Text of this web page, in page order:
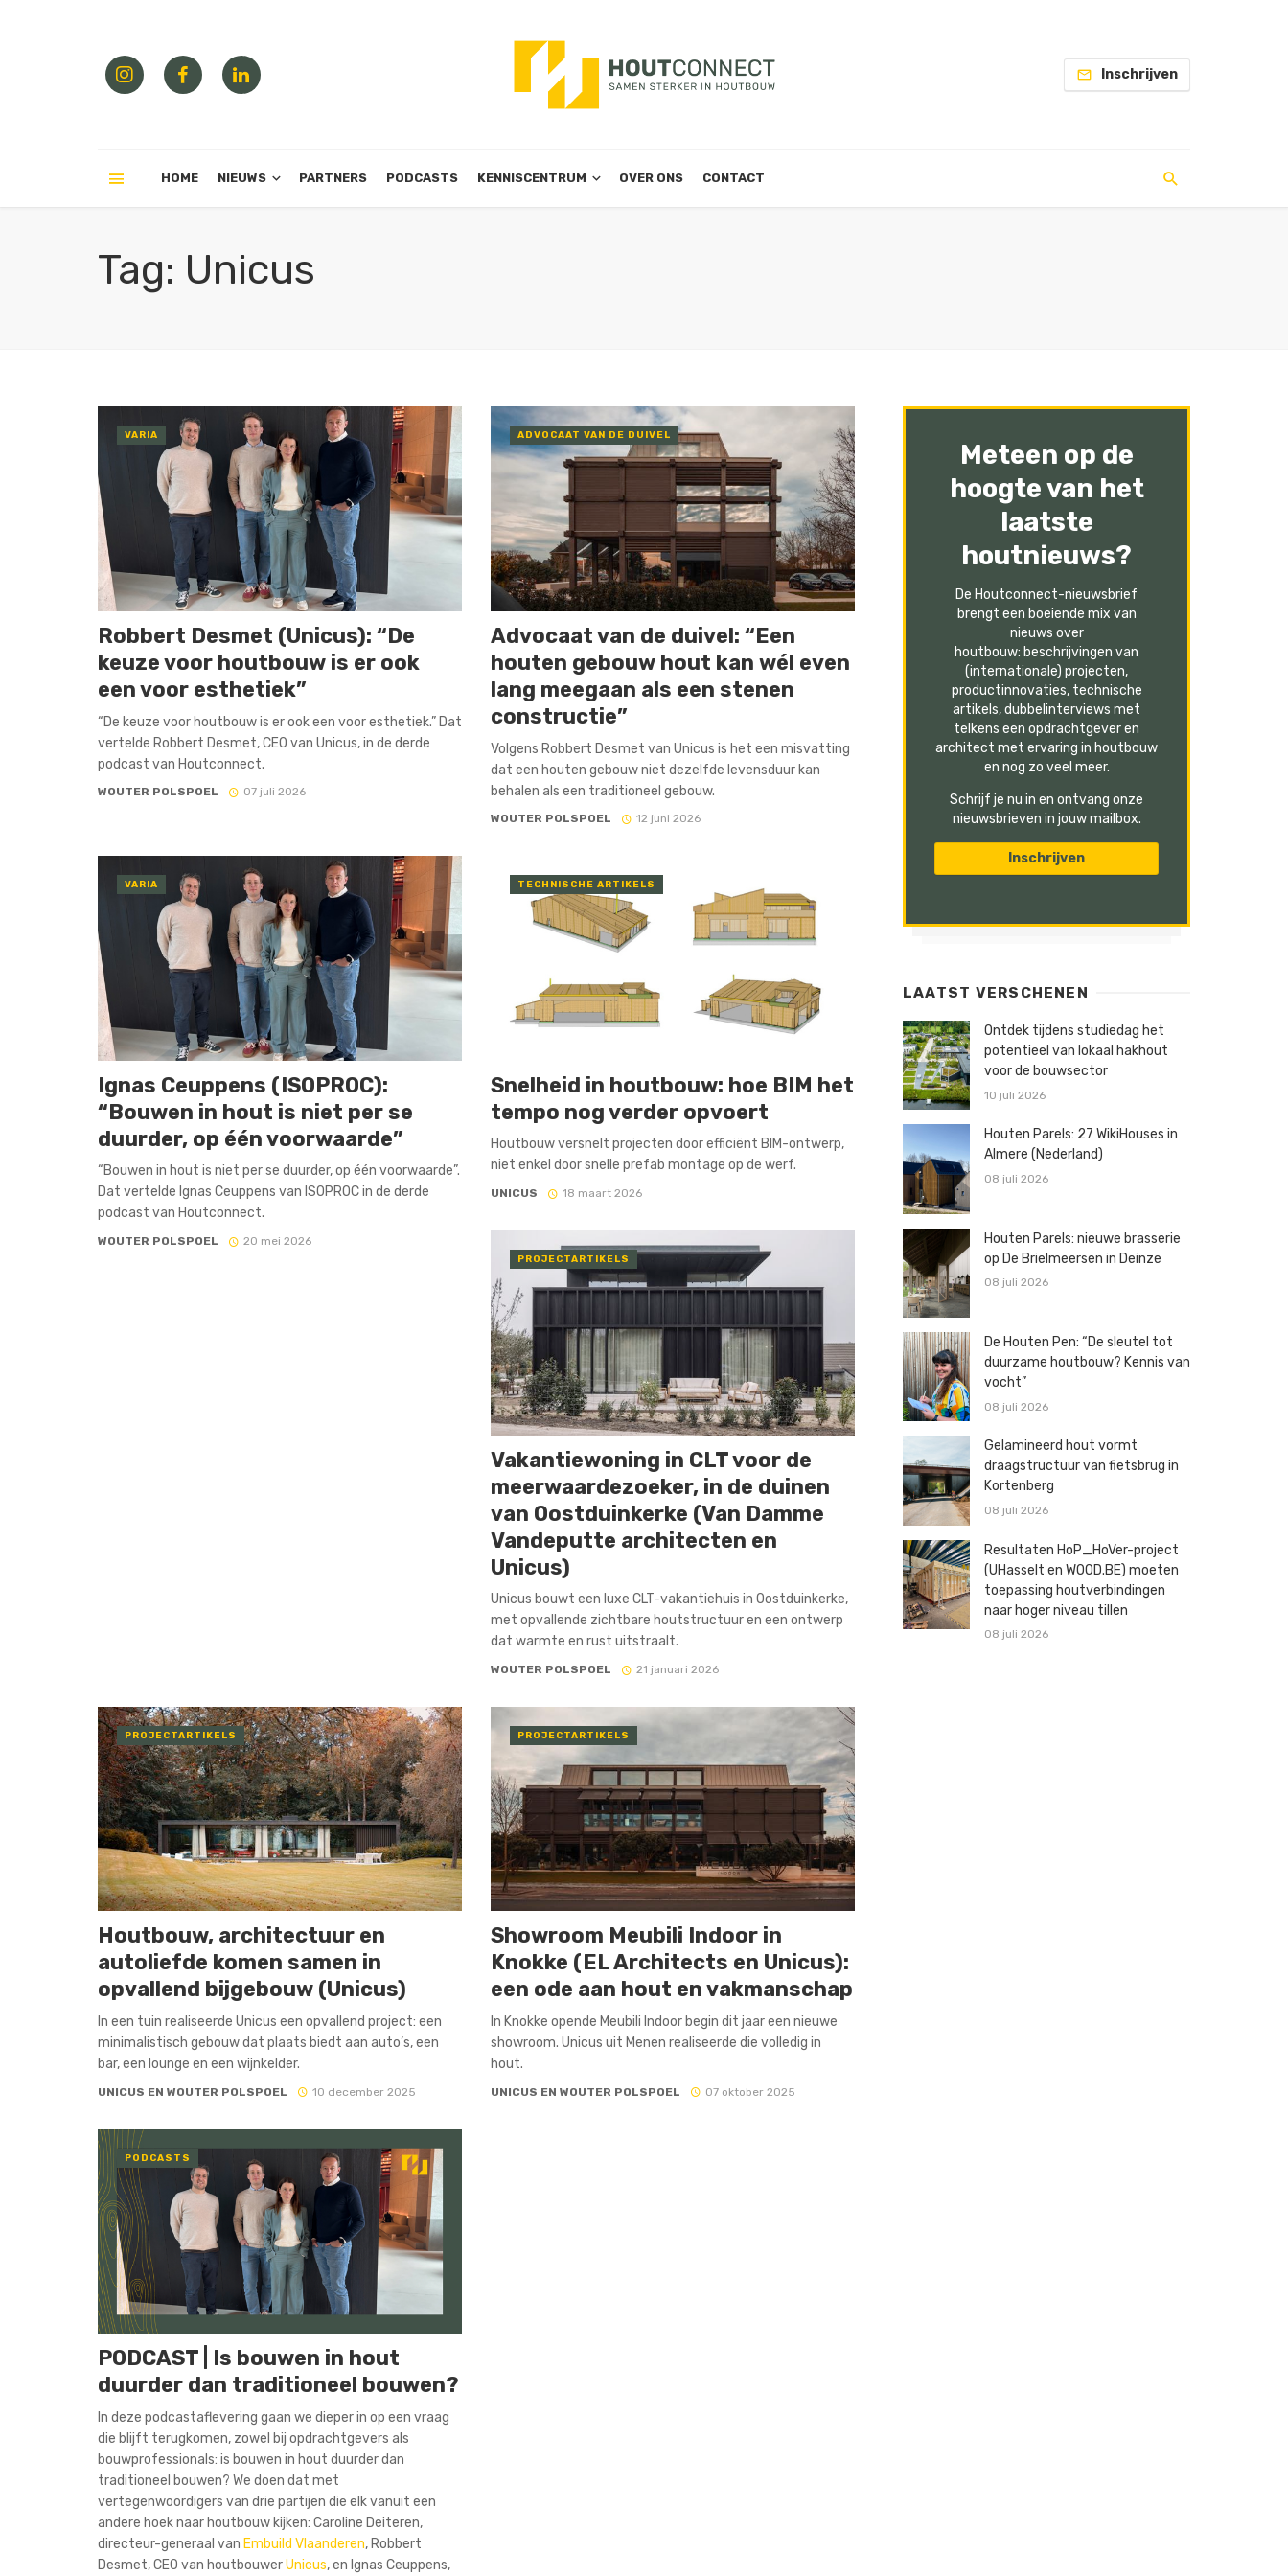
Inschrijven
HOME NIEUWS PARTNERS PODCASTS KENNISCENTRUM OVER ONS CONTACT
Tag: Unicus
VARIA
Robbert Desmet (Unicus): “De
keuze voor houtbouw is er ook
een voor esthetiek”
“De keuze voor houtbouw is er ook een voor esthetiek.” Dat
vertelde Robbert Desmet, CEO van Unicus, in de derde
podcast van Houtconnect.
WOUTER POLSPOEL 07 juli 2026
ADVOCAAT VAN DE DUIVEL
Advocaat van de duivel: “Een
houten gebouw hout kan wél even
lang meegaan als een stenen
constructie”
Volgens Robbert Desmet van Unicus is het een misvatting
dat een houten gebouw niet dezelfde levensduur kan
behalen als een traditioneel gebouw.
WOUTER POLSPOEL 12 juni 2026
VARIA
Ignas Ceuppens (ISOPROC):
“Bouwen in hout is niet per se
duurder, op één voorwaarde”
“Bouwen in hout is niet per se duurder, op één voorwaarde”.
Dat vertelde Ignas Ceuppens van ISOPROC in de derde
podcast van Houtconnect.
WOUTER POLSPOEL 20 mei 2026
TECHNISCHE ARTIKELS
Snelheid in houtbouw: hoe BIM het
tempo nog verder opvoert
Houtbouw versnelt projecten door efficiënt BIM-ontwerp,
niet enkel door snelle prefab montage op de werf.
UNICUS 18 maart 2026
PROJECTARTIKELS
Vakantiewoning in CLT voor de
meerwaardezoeker, in de duinen
van Oostduinkerke (Van Damme
Vandeputte architecten en
Unicus)
Unicus bouwt een luxe CLT-vakantiehuis in Oostduinkerke,
met opvallende zichtbare houtstructuur en een ontwerp
dat warmte en rust uitstraalt.
WOUTER POLSPOEL 21 januari 2026
PROJECTARTIKELS
Houtbouw, architectuur en
autoliefde komen samen in
opvallend bijgebouw (Unicus)
In een tuin realiseerde Unicus een opvallend project: een
minimalistisch gebouw dat plaats biedt aan auto’s, een
bar, een lounge en een wijnkelder.
UNICUS EN WOUTER POLSPOEL 10 december 2025
PROJECTARTIKELS
Showroom Meubili Indoor in
Knokke (EL Architects en Unicus):
een ode aan hout en vakmanschap
In Knokke opende Meubili Indoor begin dit jaar een nieuwe
showroom. Unicus uit Menen realiseerde die volledig in
hout.
UNICUS EN WOUTER POLSPOEL 07 oktober 2025
PODCASTS
PODCAST | Is bouwen in hout
duurder dan traditioneel bouwen?
In deze podcastaflevering gaan we dieper in op een vraag
die blijft terugkomen, zowel bij opdrachtgevers als
bouwprofessionals: is bouwen in hout duurder dan
traditioneel bouwen? We doen dat met
vertegenwoordigers van drie partijen die elk vanuit een
andere hoek naar houtbouw kijken: Caroline Deiteren,
directeur-generaal van Embuild Vlaanderen, Robbert
Desmet, CEO van houtbouwerUnicus, en Ignas Ceuppens,
Meteen op de
hoogte van het
laatste
houtnieuws?
De Houtconnect-nieuwsbrief
brengt een boeiende mix van
nieuws over
houtbouw: beschrijvingen van
(internationale) projecten,
productinnovaties, technische
artikels, dubbelinterviews met
telkens een opdrachtgever en
architect met ervaring in houtbouw
en nog zo veel meer.
Schrijf je nu in en ontvang onze
nieuwsbrieven in jouw mailbox.
LAATST VERSCHENEN
Ontdek tijdens studiedag het
potentieel van lokaal hakhout
voor de bouwsector
10 juli 2026
Houten Parels: 27 WikiHouses in
Almere (Nederland)
08 juli 2026
Houten Parels: nieuwe brasserie
op De Brielmeersen in Deinze
08 juli 2026
De Houten Pen: “De sleutel tot
duurzame houtbouw? Kennis van
vocht”
08 juli 2026
Gelamineerd hout vormt
draagstructuur van fietsbrug in
Kortenberg
08 juli 2026
Resultaten HoP_HoVer-project
(UHasselt en WOOD.BE) moeten
toepassing houtverbindingen
naar hoger niveau tillen
08 juli 2026